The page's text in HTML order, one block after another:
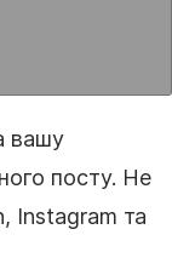
вашу
посту. Не
Instagram та